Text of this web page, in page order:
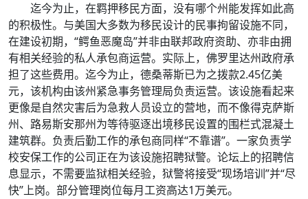
迄今为止，在羁押移民方面，没有哪个州能发挥如此高
的积极性。与美国大多数为移民设计的民事拘留设施不同，
在建设初期，“鳄鱼恶魔岛”并非由联邦政府资助、亦非由拥
有相关经验的私人承包商运营。实际上，佛罗里达州政府承
担了这些费用。迄今为止，德桑蒂斯已为之拨款2.45亿美
元，该机构由该州紧急事务管理局负责运营。该设施看起来
更像是自然灾害后为急救人员设立的营地，而不像得克萨斯
州、路易斯安那州为等待驱逐出境移民设置的围栏式混凝土
建筑群。负责后勤工作的承包商同样“不靠谱”。一家负责学
校安保工作的公司正在为该设施招聘狱警。论坛上的招聘信
息显示，不需要监狱相关经验，狱警将接受“现场培训”并“尽
快”上岗。部分管理岗位每月工资高达1万美元。